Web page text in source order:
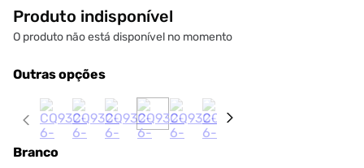
Produto indisponível
O produto não está disponível no momento
Outras opções
Branco